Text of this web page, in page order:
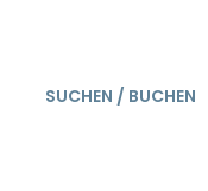
SUCHEN / BUCHEN